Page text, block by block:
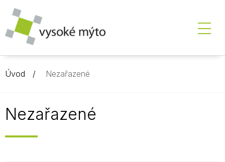
Úvod Nezařazené
Nezařazené